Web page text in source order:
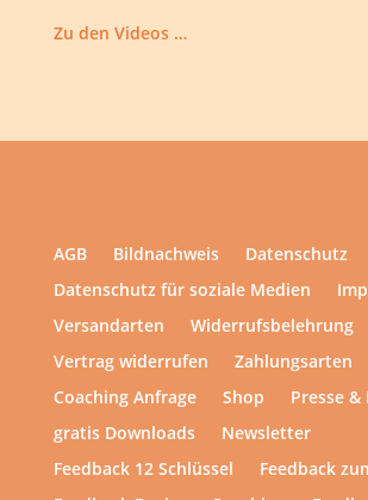
Zu den Videos …
AGB Bildnachweis
Datenschutz
Datenschutz für soziale Medien
Versandarten
Widerrufsbelehrung
Vertrag widerrufen
Zahlungsarten
Coaching Anfrage
Shop
Presse &
gratis Downloads
Newsletter
Feedback 12 Schlüssel
Feedback